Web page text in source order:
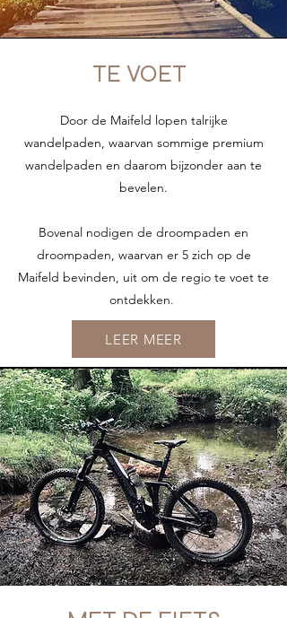
TE VOET
Door de Maifeld lopen talrijke
wandelpaden, waarvan sommige premium
wandelpaden en daarom bijzonder aan te
bevelen.
Bovenal nodigen de droompaden en
droompaden, waarvan er 5 zich op de
Maifeld bevinden, uit om de regio te voet te
ontdekken.
LEER MEER